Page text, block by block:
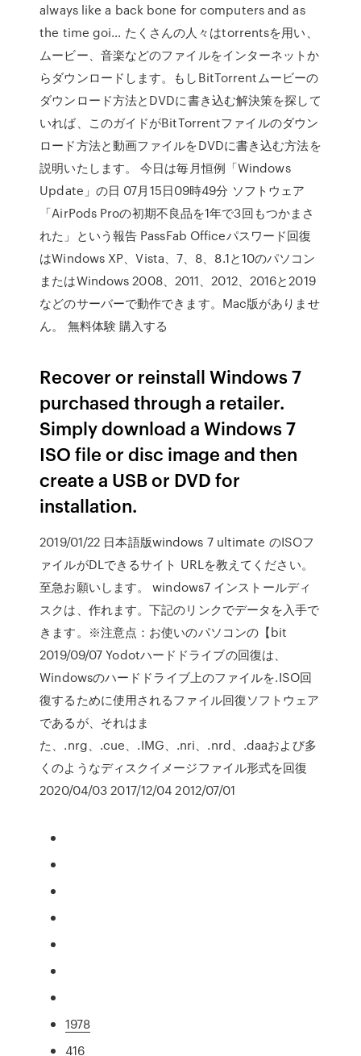
always like a back bone for computers and as
the time goi… たくさんの人々はtorrentsを用い、
ムービー、音楽などのファイルをインターネットか
らダウンロードします。もしBitTorrentムービーの
ダウンロード方法とDVDに書き込む解決策を探して
いれば、このガイドがBitTorrentファイルのダウン
ロード方法と動画ファイルをDVDに書き込む方法を
説明いたします。 今日は毎月恒例「Windows
Update」の日 07月15日09時49分 ソフトウェア
「AirPods Proの初期不良品を1年で3回もつかまさ
れた」という報告 PassFab Officeパスワード回復
はWindows XP、Vista、7、8、8.1と10のパソコン
またはWindows 2008、2011、2012、2016と2019
などのサーバーで動作できます。Mac版がありませ
ん。 無料体験 購入する
Recover or reinstall Windows 7
purchased through a retailer.
Simply download a Windows 7
ISO file or disc image and then
create a USB or DVD for
installation.
2019/01/22 日本語版windows 7 ultimate のISOフ
ァイルがDLできるサイト URLを教えてください。
至急お願いします。 windows7 インストールディ
スクは、作れます。下記のリンクでデータを入手で
きます。※注意点：お使いのパソコンの【bit
2019/09/07 Yodotハードドライブの回復は、
Windowsのハードドライブ上のファイルを.ISO回
復するために使用されるファイル回復ソフトウェア
であるが、それはま
た、.nrg、.cue、.IMG、.nri、.nrd、.daaおよび多
くのようなディスクイメージファイル形式を回復
2020/04/03 2017/12/04 2012/07/01
1978
416